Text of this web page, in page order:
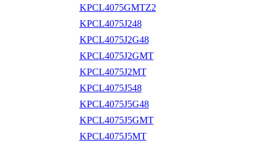
KPCL4075GMTZ2
KPCL4075J248
KPCL4075J2G48
KPCL4075J2GMT
KPCL4075J2MT
KPCL4075J548
KPCL4075J5G48
KPCL4075J5GMT
KPCL4075J5MT